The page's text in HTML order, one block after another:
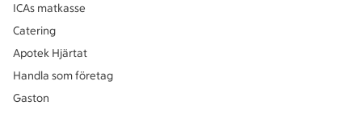
ICAs matkasse
Catering
Apotek Hjärtat
Handla som företag
Gaston